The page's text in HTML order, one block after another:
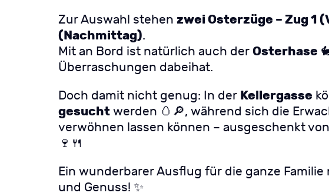
Zur Auswahl stehen zwei Osterzüge – Zug 1
(Nachmittag).
Mit an Bord ist natürlich auch der Osterhase
Überraschungen dabeihat.
Doch damit nicht genug: In der Kellergasse
gesuchtwerden 🥚🔎, während sich die
verwöhnen lassen können – ausgeschenkt
🍷🍴
Ein wunderbarer Ausflug für die ganze
und Genuss! ✨